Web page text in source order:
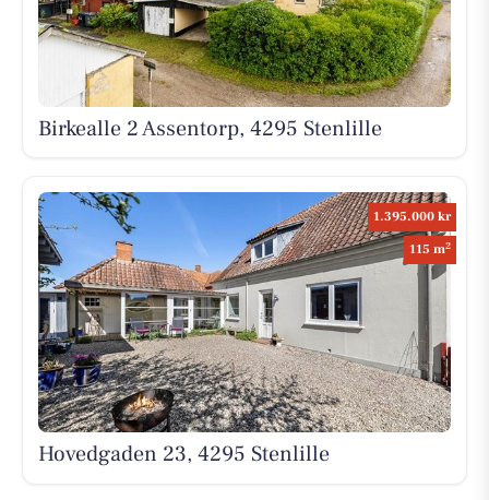
Birkealle 2 Assentorp, 4295 Stenlille
1.395.000 kr
115 m2
Hovedgaden 23, 4295 Stenlille